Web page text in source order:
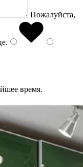
Пожалуйста,
.
время.